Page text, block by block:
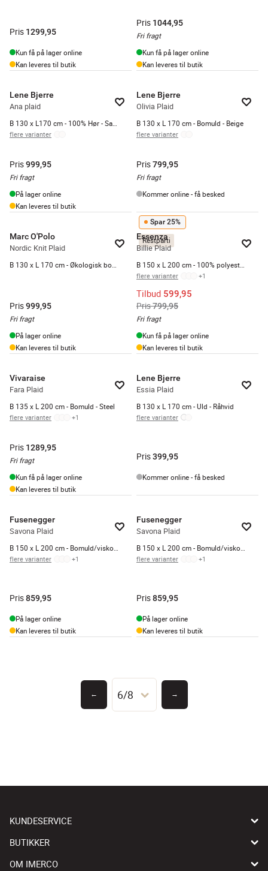
Pris 1299,95
Kun få på lager online
Kan leveres til butik
Pris 1044,95
Fri fragt
Kun få på lager online
Kan leveres til butik
Lene Bjerre
Ana plaid
flere varianter
Pris999,95
Fri fragt
På lager online
Kan leveres til butik
Lene Bjerre
Olivia Plaid
B 130 x L 170 cm - Bomuld - Beige
flere varianter
Pris799,95
Fri fragt
Kommer online - få besked
Marc O'Polo
Nordic Knit Plaid
Pris999,95
Fri fragt
På lager online
Kan leveres til butik
Restparti
Spar 25%
Essenza
Billie Plaid
flere varianter +1
Tilbud 599,95
Pris799,95
Fri fragt
Kun få på lager online
Kan leveres til butik
Vivaraise
Fara Plaid
B 135 x L 200 cm - Bomuld - Steel
flere varianter +1
Pris 1289,95
Fri fragt
Kun få på lager online
Kan leveres til butik
Lene Bjerre
Essia Plaid
B 130 x L 170 cm - Uld - Råhvid
flere varianter
Pris399,95
Kommer online - få besked
Fusenegger
Savona Plaid
flere varianter +1
Pris859,95
På lager online
Kan leveres til butik
Fusenegger
Savona Plaid
flere varianter +1
Pris859,95
På lager online
Kan leveres til butik
← 6/8 →
KUNDESERVICE
BUTIKKER
OM IMERCO